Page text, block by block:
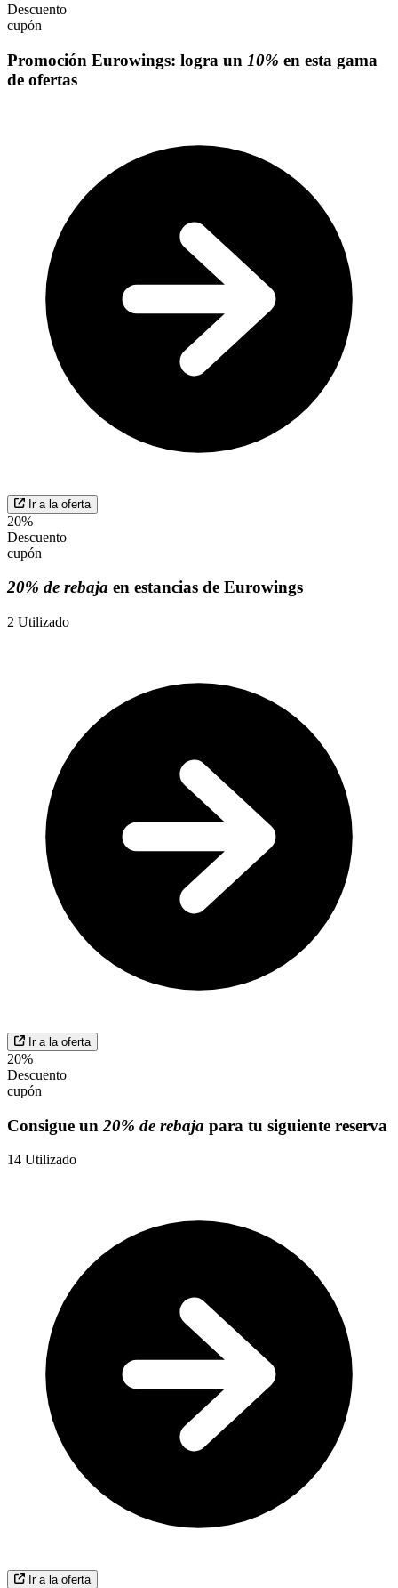
Descuento
cupón
Promoción Eurowings: logra un 10% en esta gama
de ofertas
Ir a la oferta
20%
Descuento
cupón
20% de rebaja en estancias de Eurowings
2 Utilizado
Ir a la oferta
20%
Descuento
cupón
Consigue un 20% de rebaja para tu siguiente reserva
14 Utilizado
Ir a la oferta